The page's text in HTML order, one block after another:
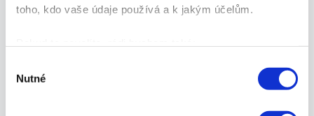
toho, kdo vaše údaje používá a k jakým účelům.
poloze, které mohou být přesné na několik metrů
skenování pro konkrétní charakteristiky (otisk prstu)
souhlasu
Nutné
„Cílení podle počasí ve virtuální